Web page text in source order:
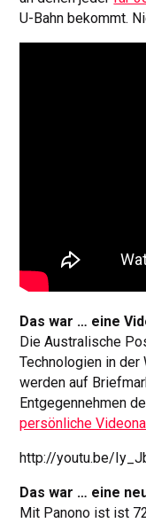
U-Bahn bekommt.
Das war … eine
Die Australische
Technologien in der
werden auf
Entgegennehmen
persönliche
http://youtu.be/
Das war … eine
Mit Panono ist ist